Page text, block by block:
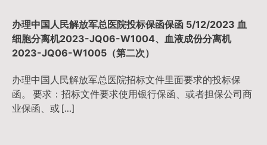
办理中国人民解放军总医院投标保函保函 5/12/2023 血
细胞分离机2023-JQ06-W1004、血液成份分离机
2023-JQ06-W1005（第二次）
办理中国人民解放军总医院招标文件里面要求的投标保
函。 要求：招标文件要求使用银行保函、或者担保公司商
业保函、或 […]